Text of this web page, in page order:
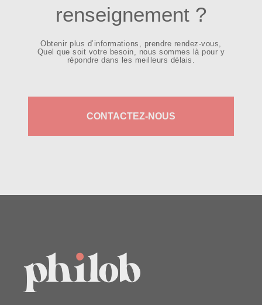
renseignement ?
Obtenir plus d’informations, prendre rendez-vous,
Quel que soit votre besoin, nous sommes là pour y
répondre dans les meilleurs délais.
CONTACTEZ-NOUS